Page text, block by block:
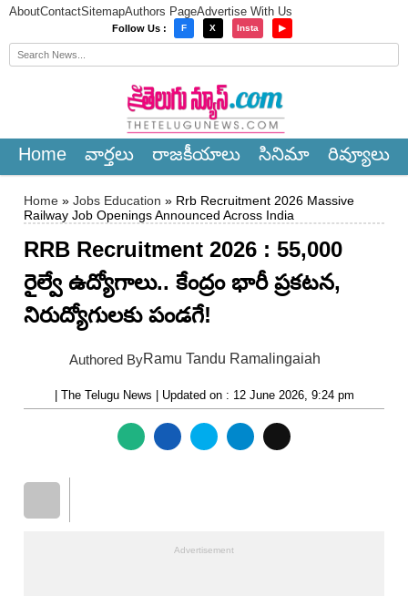
AboutContactSitemapAuthors PageAdvertise With Us
Follow Us : F X Insta ▶
Home వార్త‌లు రాజ‌కీయాలు సినిమా రివ్యూలు
Home » Jobs Education » Rrb Recruitment 2026 Massive
Railway Job Openings Announced Across India
RRB Recruitment 2026 : 55,000
రైల్వే ఉద్యోగాలు.. కేంద్రం భారీ ప్రకటన,
నిరుద్యోగులకు పండగే!
Authored ByRamu Tandu Ramalingaiah
| The Telugu News | Updated on : 12 June 2026, 9:24 pm